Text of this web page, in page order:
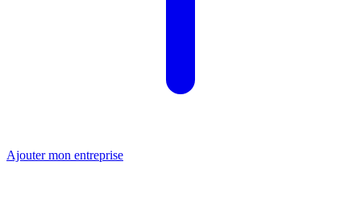
Ajouter mon entreprise